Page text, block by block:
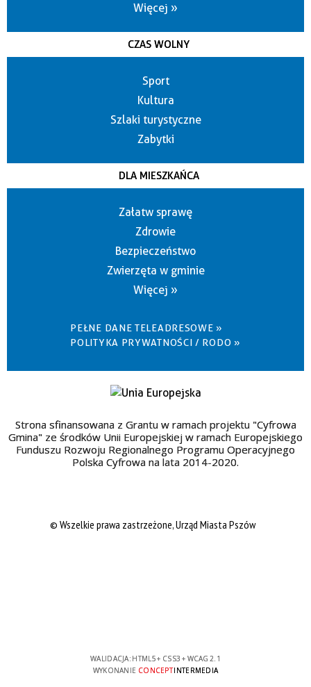
Więcej »
CZAS WOLNY
Sport
Kultura
Szlaki turystyczne
Zabytki
DLA MIESZKAŃCA
Załatw sprawę
Zdrowie
Bezpieczeństwo
Zwierzęta w gminie
Więcej »
PEŁNE DANE TELEADRESOWE »
POLITYKA PRYWATNOŚCI / RODO »
Strona sfinansowana z Grantu w ramach projektu "Cyfrowa
Gmina" ze środków Unii Europejskiej w ramach Europejskiego
Funduszu Rozwoju Regionalnego Programu Operacyjnego
Polska Cyfrowa na lata 2014-2020.
© Wszelkie prawa zastrzeżone, Urząd Miasta Pszów
WALIDACJA: HTML5+ CSS3 + WCAG 2.1
WYKONANIE CONCEPTINTERMEDIA